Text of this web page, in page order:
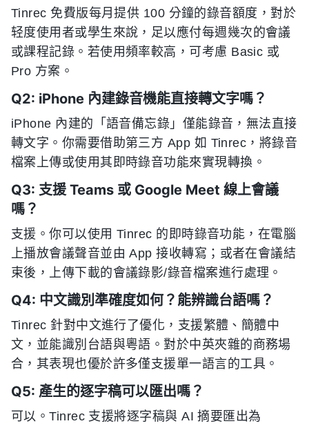
Tinrec 免費版每月提供 100 分鐘的錄音額度，對於
轻度使用者或學生來說，足以應付每週幾次的會議
或課程記錄。若使用頻率較高，可考慮 Basic 或
Pro 方案。
Q2: iPhone 內建錄音機能直接轉文字嗎？
iPhone 內建的「語音備忘錄」僅能錄音，無法直接
轉文字。你需要借助第三方 App 如 Tinrec，將錄音
檔案上傳或使用其即時錄音功能來實現轉換。
Q3: 支援 Teams 或 Google Meet 線上會議
嗎？
支援。你可以使用 Tinrec 的即時錄音功能，在電腦
上播放會議聲音並由 App 接收轉寫；或者在會議結
束後，上傳下載的會議錄影/錄音檔案進行處理。
Q4: 中文識別準確度如何？能辨識台語嗎？
Tinrec 針對中文進行了優化，支援繁體、簡體中
文，並能識別台語與粵語。對於中英夾雜的商務場
合，其表現也優於許多僅支援單一語言的工具。
Q5: 產生的逐字稿可以匯出嗎？
可以。Tinrec 支援將逐字稿與 AI 摘要匯出為